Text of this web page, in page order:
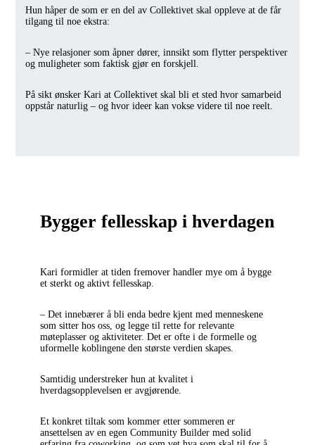
Hun håper de som er en del av Collektivet skal oppleve at de får
tilgang til noe ekstra:
– Nye relasjoner som åpner dører, innsikt som flytter perspektiver
og muligheter som faktisk gjør en forskjell.
På sikt ønsker Kari at Collektivet skal bli et sted hvor samarbeid
oppstår naturlig – og hvor ideer kan vokse videre til noe reelt.
Bygger fellesskap i hverdagen
Kari formidler at tiden fremover handler mye om å bygge
et sterkt og aktivt fellesskap.
– Det innebærer å bli enda bedre kjent med menneskene
som sitter hos oss, og legge til rette for relevante
møteplasser og aktiviteter. Det er ofte i de formelle og
uformelle koblingene den største verdien skapes.
Samtidig understreker hun at kvalitet i
hverdagsopplevelsen er avgjørende.
Et konkret tiltak som kommer etter sommeren er
ansettelsen av en egen Community Builder med solid